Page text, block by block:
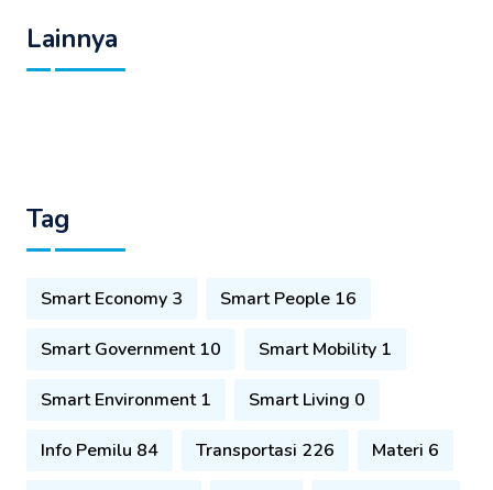
Lainnya
Tag
Smart Economy 3 Smart People 16
Smart Government 10 Smart Mobility 1
Smart Environment 1 Smart Living 0
Info Pemilu 84 Transportasi 226 Materi 6